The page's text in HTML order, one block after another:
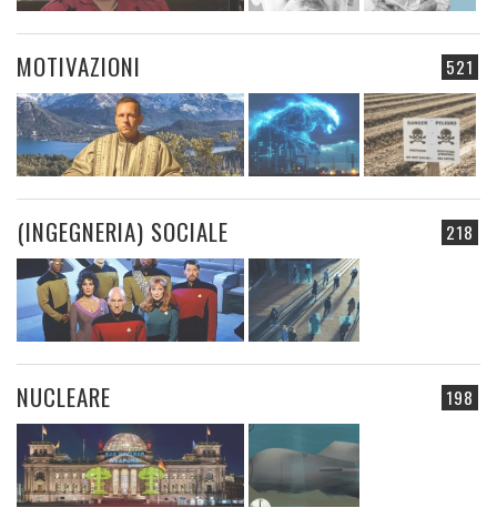
521
MOTIVAZIONI
218
(INGEGNERIA) SOCIALE
198
NUCLEARE